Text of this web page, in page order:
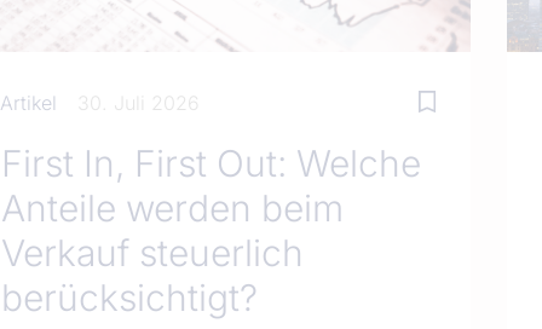
Artikel 30. Juli 2026
First In, First Out: Welche
Anteile werden beim
Verkauf steuerlich
berücksichtigt?